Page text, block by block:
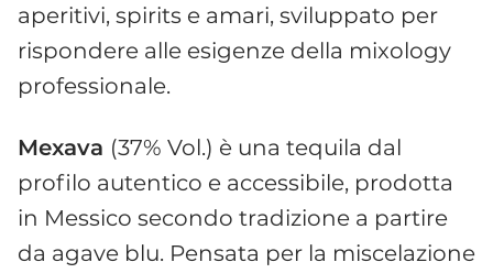
aperitivi, spirits e amari, sviluppato per
rispondere alle esigenze della mixology
professionale.
Mexava (37% Vol.) è una tequila dal
profilo autentico e accessibile, prodotta
in Messico secondo tradizione a partire
da agave blu. Pensata per la miscelazione